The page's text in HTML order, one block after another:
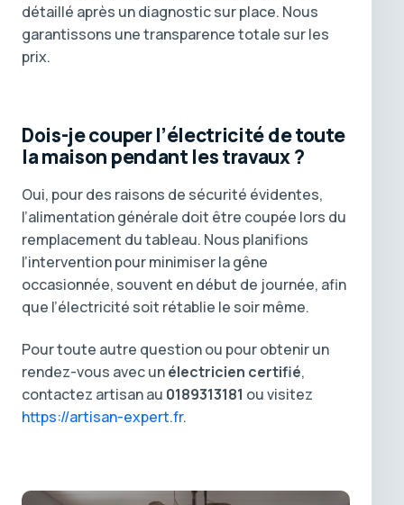
détaillé après un diagnostic sur place. Nous
garantissons une transparence totale sur les
prix.
Dois-je couper l’électricité de toute
la maison pendant les travaux ?
Oui, pour des raisons de sécurité évidentes,
l’alimentation générale doit être coupée lors du
remplacement du tableau. Nous planifions
l’intervention pour minimiser la gêne
occasionnée, souvent en début de journée, afin
que l’électricité soit rétablie le soir même.
Pour toute autre question ou pour obtenir un
rendez-vous avec unélectricien certifié,
contactez artisan au 0189313181 ou visitez
https://artisan-expert.fr.